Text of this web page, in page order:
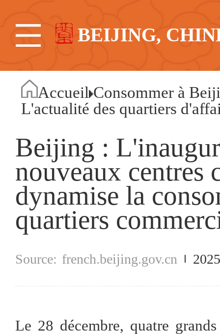
BEIJING,
Accueil Consommer à
L'actualité des quartiers
Beijing :
nouveaux centres
dynamise la
quartiers
french.beijing.gov.cn
Le 28 décembre, quatre